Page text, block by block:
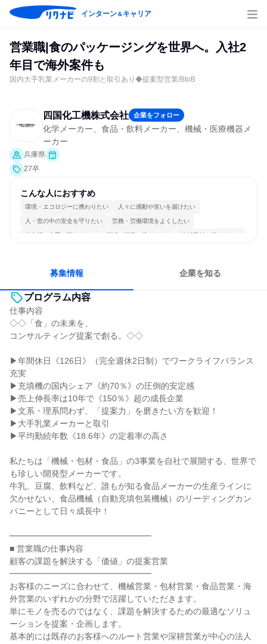
インターン＆キャリア
営業職|食のパッケージングを世界へ。入社2
年目で海外案件も
国内大手乳業メーカーの9割と取引あり◆提案型営業/BtoB
四国化工機株式会社 企業をフォロー
化学メーカー、食品・飲料メーカー、機械・医療機器メ
ーカー
兵庫県
27卒
こんな人におすすめ
環境・エコロジーに携わりたい 人々に感動や笑いを届けたい
人・世の中の安全を守りたい 労務・労働環境をよくしたい
食生活・食育に関わりたい 機械・機器に携わりたい 地域貢献に携わりたい
募集情報 企業を知る
プログラム内容
仕事内容
◇◇「食」の未来を、
コンサルティング提案で創る。◇◇
▶年間休日《126日》（完全週休2日制）でワークライフバランス
充実
▶充填機の国内シェア《約70％》の圧倒的安定感
▶売上伸長率は10年で《150％》超の成長企業
▶文系・理系問わず、「提案力」を磨きたい方を歓迎！
▶大手乳業メーカーと取引
▶平均勤続年数《18.6年》の定着率の高さ
私たちは「機械・包材・食品」の3事業を自社で展開する、世界で
も珍しい開発型メーカーです。
牛乳、豆腐、飲料など、誰もが知る食品メーカーの生産ラインに
欠かせない、食品機械（自動充填包装機械）のリーディングカン
パニーとして日々成長中！
━━━━━━━━━━━━━━━━━
■ 営業職の仕事内容
顧客の課題を解決する「価値」の提案営業
━━━━━━━━━━━━━━━━━
お客様のニーズに合わせて、機械営業・包材営業・食品営業・海
外営業のいずれかの分野で活躍していただきます。
単にモノを売るのではなく、課題を解決するための最適なソリュ
ーションを提案・企画します。
基本的には既存のお客様へのルート営業や深耕営業が中心の法人